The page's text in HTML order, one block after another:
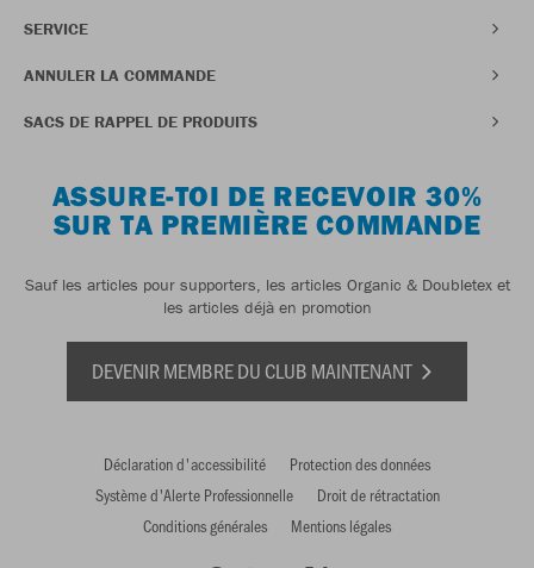
SERVICE
ANNULER LA COMMANDE
SACS DE RAPPEL DE PRODUITS
ASSURE-TOI DE RECEVOIR 30%
SUR TA PREMIÈRE COMMANDE
Sauf les articles pour supporters, les articles Organic & Doubletex et
les articles déjà en promotion
DEVENIR MEMBRE DU CLUB MAINTENANT
Déclaration d'accessibilité
Protection des données
Système d'Alerte Professionnelle
Droit de rétractation
Conditions générales
Mentions légales